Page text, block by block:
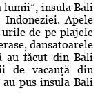
lumii”, insula Bali
Apele
de pe plajele
dansatoarele
au făcut din Bali
de vacanţă din
pus insula Bali